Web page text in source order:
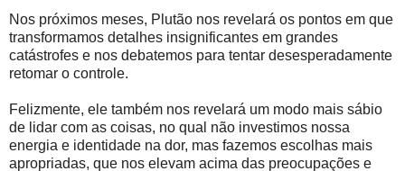
Nos próximos meses, Plutão nos revelará os pontos em que
transformamos detalhes insignificantes em grandes
catástrofes e nos debatemos para tentar desesperadamente
retomar o controle.
Felizmente, ele também nos revelará um modo mais sábio
de lidar com as coisas, no qual não investimos nossa
energia e identidade na dor, mas fazemos escolhas mais
apropriadas, que nos elevam acima das preocupações e